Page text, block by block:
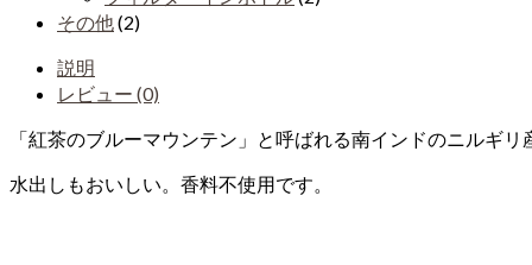
その他(2)
説明
レビュー (0)
「紅茶のブルーマウンテン」と呼ばれる南インドのニルギリ
水出しもおいしい。香料不使用です。